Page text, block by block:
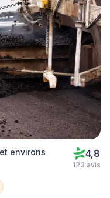
environs 4,8
123 avis